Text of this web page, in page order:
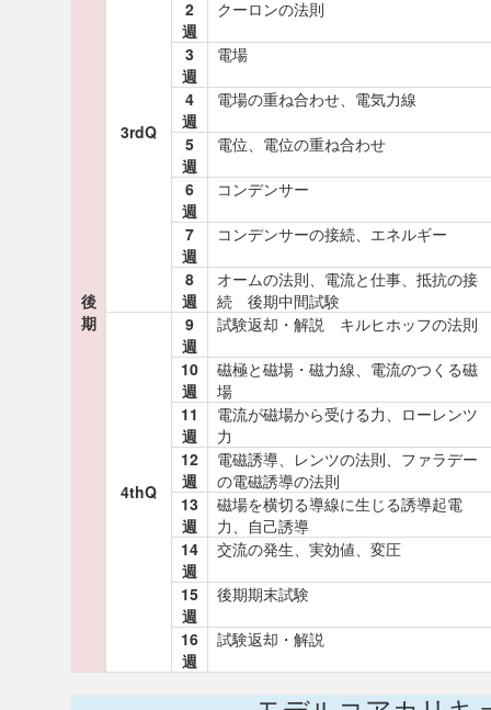
後
期
3rdQ
2
週
クーロンの法則
3
週
電場
4
週
電場の重ね合わせ、電気力線
5
週
電位、電位の重ね合わせ
6
週
コンデンサー
7
週
コンデンサーの接続、エネルギー
8
週
オームの法則、電流と仕事、抵抗の接
続 後期中間試験
4thQ
9
週
試験返却・解説 キルヒホッフの法則
10
週
磁極と磁場・磁力線、電流のつくる磁
場
11
週
電流が磁場から受ける力、ローレンツ
力
12
週
電磁誘導、レンツの法則、ファラデー
の電磁誘導の法則
13
週
磁場を横切る導線に生じる誘導起電
力、自己誘導
14
週
交流の発生、実効値、変圧
15
週
後期期末試験
16
週
試験返却・解説